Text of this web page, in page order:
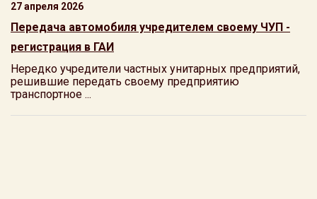
27 апреля 2026
Передача автомобиля учредителем своему ЧУП -
регистрация в ГАИ
Нередко учредители частных унитарных предприятий,
решившие передать своему предприятию
транспортное ...